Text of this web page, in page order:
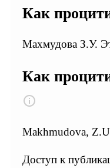
Как
Махмудова З.У.
Как
Makhmudova,
Доступ к